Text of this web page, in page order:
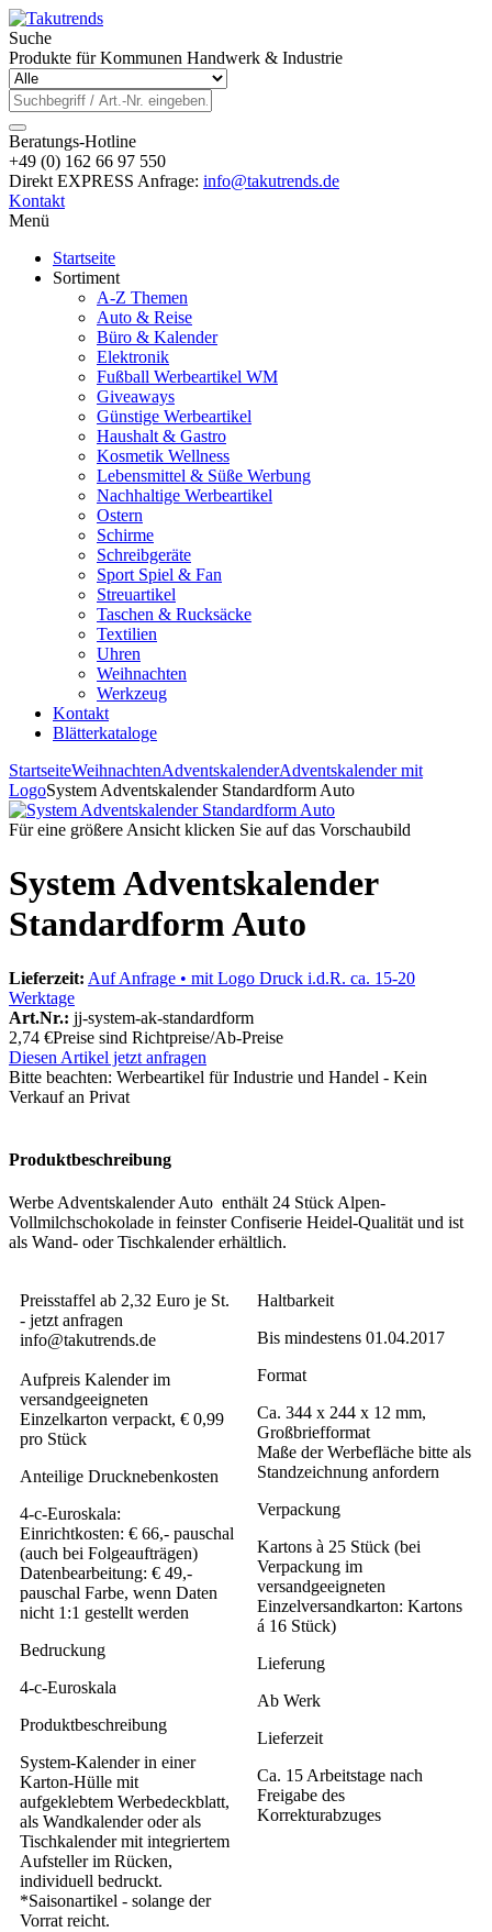
Suche
Produkte für Kommunen Handwerk & Industrie
Beratungs-Hotline
+49 (0) 162 66 97 550
Direkt EXPRESS Anfrage: info@takutrends.de
Kontakt
Menü
Startseite
Sortiment
A-Z Themen
Auto & Reise
Büro & Kalender
Elektronik
Fußball Werbeartikel WM
Giveaways
Günstige Werbeartikel
Haushalt & Gastro
Kosmetik Wellness
Lebensmittel & Süße Werbung
Nachhaltige Werbeartikel
Ostern
Schirme
Schreibgeräte
Sport Spiel & Fan
Streuartikel
Taschen & Rucksäcke
Textilien
Uhren
Weihnachten
Werkzeug
Kontakt
Blätterkataloge
StartseiteWeihnachtenAdventskalenderAdventskalender mit
LogoSystem Adventskalender Standardform Auto
Für eine größere Ansicht klicken Sie auf das Vorschaubild
System Adventskalender
Standardform Auto
Lieferzeit: Auf Anfrage • mit Logo Druck i.d.R. ca. 15-20
Werktage
Art.Nr.: jj-system-ak-standardform
2,74 €Preise sind Richtpreise/Ab-Preise
Diesen Artikel jetzt anfragen
Bitte beachten: Werbeartikel für Industrie und Handel - Kein
Verkauf an Privat
Produktbeschreibung
Werbe Adventskalender Auto enthält 24 Stück Alpen-
Vollmilchschokolade in feinster Confiserie Heidel-Qualität und ist
als Wand- oder Tischkalender erhältlich.
Preisstaffel ab 2,32 Euro je St.
- jetzt anfragen
info@takutrends.de
Aufpreis Kalender im
versandgeeigneten
Einzelkarton verpackt, € 0,99
pro Stück
Anteilige Drucknebenkosten
4-c-Euroskala:
Einrichtkosten: € 66,- pauschal
(auch bei Folgeaufträgen)
Datenbearbeitung: € 49,-
pauschal Farbe, wenn Daten
nicht 1:1 gestellt werden
Bedruckung
4-c-Euroskala
Produktbeschreibung
System-Kalender in einer
Karton-Hülle mit
aufgeklebtem Werbedeckblatt,
als Wandkalender oder als
Tischkalender mit integriertem
Aufsteller im Rücken,
individuell bedruckt.
*Saisonartikel - solange der
Vorrat reicht.
Haltbarkeit
Bis mindestens 01.04.2017
Format
Ca. 344 x 244 x 12 mm,
Großbriefformat
Maße der Werbefläche bitte als
Standzeichnung anfordern
Verpackung
Kartons à 25 Stück (bei
Verpackung im
versandgeeigneten
Einzelversandkarton: Kartons
á 16 Stück)
Lieferung
Ab Werk
Lieferzeit
Ca. 15 Arbeitstage nach
Freigabe des
Korrekturabzuges